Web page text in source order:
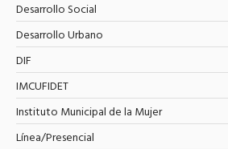
Desarrollo Social
Desarrollo Urbano
DIF
IMCUFIDET
Instituto Municipal de la Mujer
Línea/Presencial